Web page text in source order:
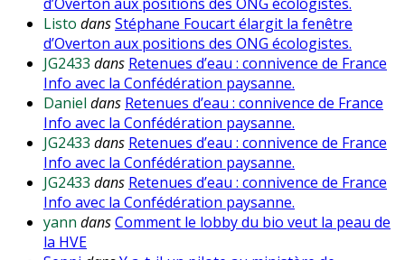
Listo dansStéphane Foucart élargit la fenêtre
d’Overton aux positions des ONG écologistes.
JG2433 dans Retenues d’eau : connivence de France
Info avec la Confédération paysanne.
Daniel dans Retenues d’eau : connivence de France
Info avec la Confédération paysanne.
JG2433 dans Retenues d’eau : connivence de France
Info avec la Confédération paysanne.
JG2433 dans Retenues d’eau : connivence de France
Info avec la Confédération paysanne.
yann dansComment le lobby du bio veut la peau de
la HVE